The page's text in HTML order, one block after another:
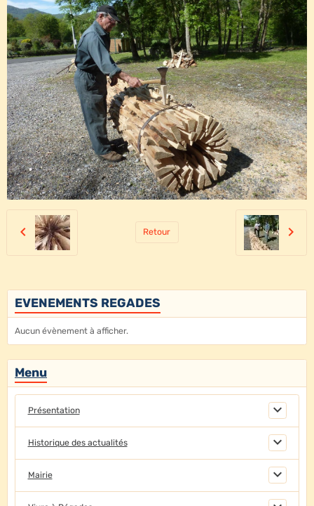
Retour
EVENEMENTS REGADES
Aucun évènement à afficher.
Menu
Présentation
Historique des actualités
Mairie